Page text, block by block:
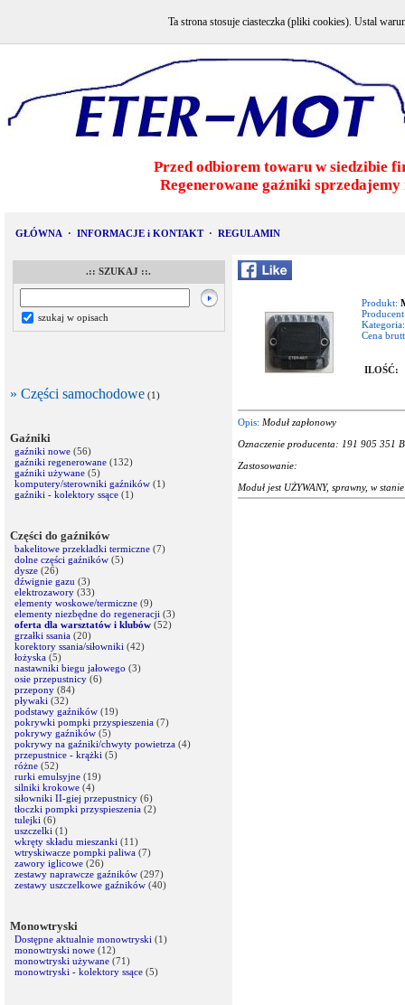
Przed odbiorem towaru w siedzibie
Regenerowane gaźniki
GŁÓWNA · INFORMACJE i KONTAKT · REGULAMIN
.:: SZUKAJ ::.
szukaj w opisach
» Części samochodowe (1)
Gaźniki
gaźniki nowe (56)
gaźniki regenerowane (132)
gaźniki używane (5)
komputery/sterowniki gaźników (1)
gaźniki - kolektory ssące (1)
Części do gaźników
bakelitowe przekładki termiczne (7)
dolne części gaźników (5)
dysze (26)
dźwignie gazu (3)
elektrozawory (33)
elementy woskowe/termiczne (9)
elementy niezbędne do regeneracji (3)
oferta dla warsztatów i klubów (52)
grzałki ssania (20)
korektory ssania/siłowniki (42)
łożyska (5)
nastawniki biegu jałowego (3)
osie przepustnicy (6)
przepony (84)
pływaki (32)
podstawy gaźników (19)
pokrywki pompki przyspieszenia (7)
pokrywy gaźników (5)
pokrywy na gaźniki/chwyty powietrza (4)
przepustnice - krążki (5)
różne (52)
rurki emulsyjne (19)
silniki krokowe (4)
siłowniki II-giej przepustnicy (6)
tłoczki pompki przyspieszenia (2)
tulejki (6)
uszczelki (1)
wkręty składu mieszanki (11)
wtryskiwacze pompki paliwa (7)
zawory iglicowe (26)
zestawy naprawcze gaźników (297)
zestawy uszczelkowe gaźników (40)
Monowtryski
Dostępne aktualnie monowtryski (1)
monowtryski nowe (12)
monowtryski używane (71)
monowtryski - kolektory ssące (5)
Produkt:
Kategoria:
Cena
ILOŚĆ:
Opis: Moduł zapłonowy
Oznaczenie producenta: 191 905 351
Zastosowanie:
Moduł jest UŻYWANY, sprawny, w
Ta strona stosuje ciasteczka (pliki cookies). Ustal